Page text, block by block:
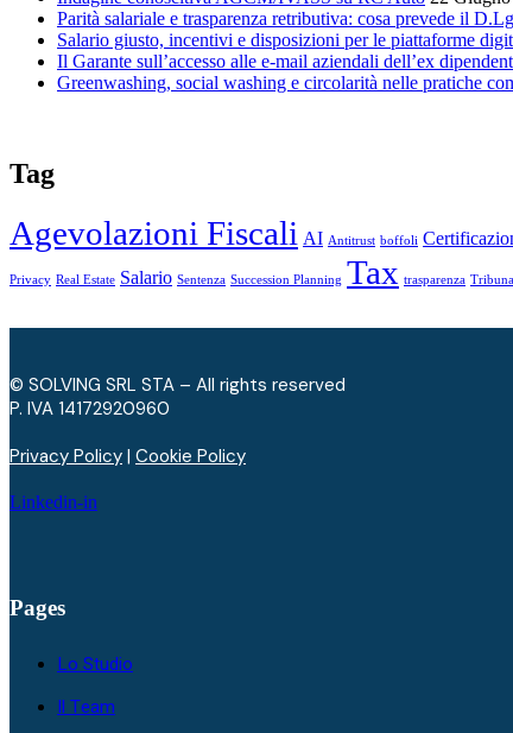
Parità salariale e trasparenza retributiva: cosa prevede il
Salario giusto, incentivi e disposizioni per le piattaforme
Il Garante sull’accesso alle e-mail aziendali dell’ex
Greenwashing, social washing e circolarità nelle pratiche
Tag
Agevolazioni Fiscali AI Antitrust boffoli
Privacy Real Estate Salario Sentenza Succession Planning Tax trasparenza
© SOLVING SRL STA – All rights reserved
P. IVA ​14172920960
Privacy Policy | Cookie Policy
Linkedin-in
Pages
Lo Studio
Il Team